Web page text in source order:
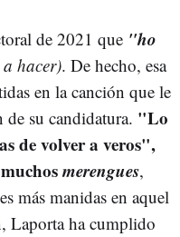
de 2021 que "ho
hacer). De hecho, esa
en la canción que le
su candidatura. "Lo
de volver a veros",
merengues,
más manidas en aquel
Laporta ha cumplido